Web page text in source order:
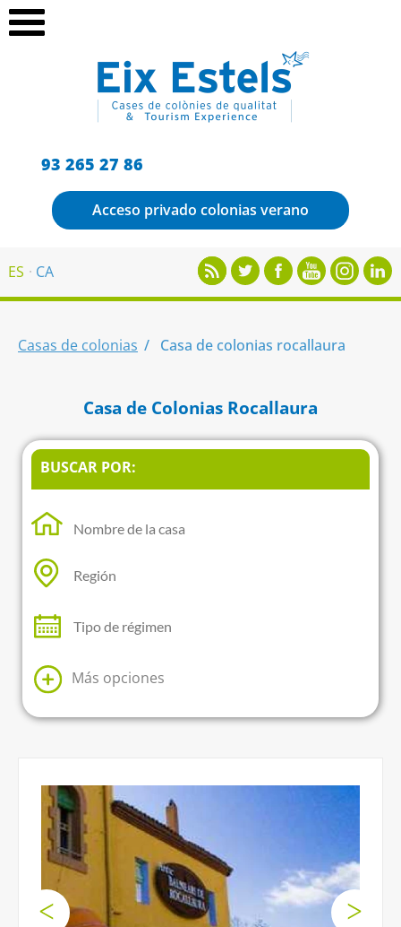
93 265 27 86
Acceso privado colonias verano
ES CA
Casas de colonias Casa de colonias rocallaura
Casa de Colonias Rocallaura
BUSCAR POR:
Más opciones